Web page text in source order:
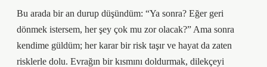
Bu arada bir an durup düşündüm: “Ya sonra? Eğer geri
dönmek istersem, her şey çok mu zor olacak?” Ama sonra
kendime güldüm; her karar bir risk taşır ve hayat da zaten
risklerle dolu. Evrağın bir kısmını doldurmak, dilekçeyi